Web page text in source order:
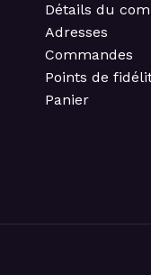
Détails du
Adresses
Commandes
Points de
Panier